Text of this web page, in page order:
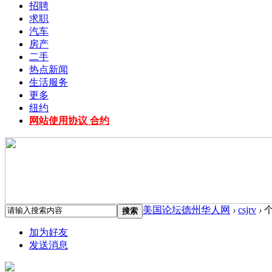
招聘
求职
汽车
房产
二手
热点新闻
生活服务
更多
纽约
网站使用协议 合约
搜索 美国论坛德州华人网 › csjrv ›
加为好友
发送消息